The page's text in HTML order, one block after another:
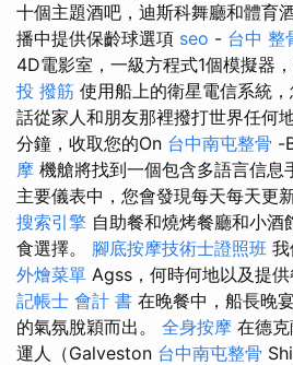
十個主題酒吧，迪斯科舞廳和體育
播中提供保齡球選項 seo - 台中 整
4D電影室，一級方程式1個模擬器
投 撥筋 使用船上的衛星電信系統
話從家人和朋友那裡撥打世界任何
分鐘，收取您的On 台中南屯整骨 -
摩 機艙將找到一個包含多語言信息
主要儀表中，您會發現每天每天更
搜索引擎 自助餐和燒烤餐廳和小酒
食選擇。 腳底按摩技術士證照班
外燴菜單 Agss，何時何地以及提供
記帳士 會計 書 在晚餐中，船長晚
的氣氛脫穎而出。 全身按摩 在德
運人（Galveston 台中南屯整骨